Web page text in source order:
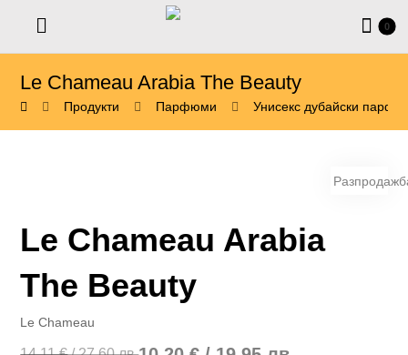
Le Chameau Arabia The Beauty
Продукти Парфюми Унисекс дубайски
Le Chameau Arabia
The Beauty
Le Chameau